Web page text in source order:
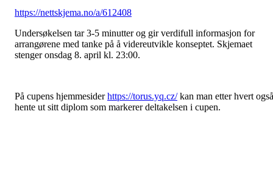
https://nettskjema.no/a/612408
Undersøkelsen tar 3-5 minutter og gir verdifull informasjon for
arrangørene med tanke på å videreutvikle konseptet. Skjemaet
stenger onsdag 8. april kl. 23:00.
På cupens hjemmesiderhttps://torus.yq.cz/kan man etter hvert også
hente ut sitt diplom som markerer deltakelsen i cupen.